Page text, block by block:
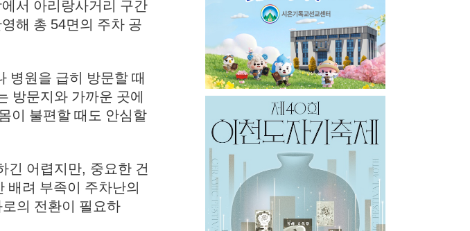
서 아리랑사거리 구간
해 총 54면의 주차 공
병원을 급히 방문할 때
방문지와 가까운 곳에
이 불편할 때도 안심할
긴 어렵지만, 중요한 건
배려 부족이 주차난의
로의 전환이 필요하